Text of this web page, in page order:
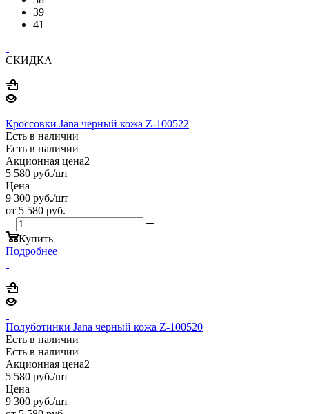
39
41
СКИДКА
Кроссовки Jana черный кожа Z-100522
Есть в наличии
Есть в наличии
Акционная цена2
5 580 руб./шт
Цена
9 300 руб./шт
от 5 580 руб.
Купить
Подробнее
Полуботинки Jana черный кожа Z-100520
Есть в наличии
Есть в наличии
Акционная цена2
5 580 руб./шт
Цена
9 300 руб./шт